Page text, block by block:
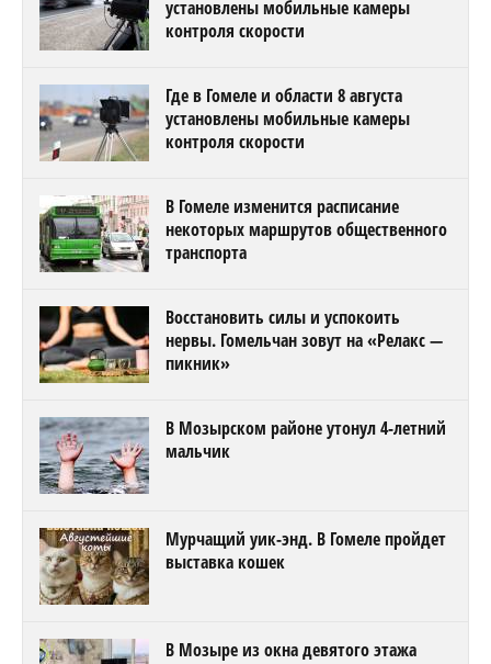
установлены мобильные камеры
контроля скорости
Где в Гомеле и области 8 августа
установлены мобильные камеры
контроля скорости
В Гомеле изменится расписание
некоторых маршрутов общественного
транспорта
Восстановить силы и успокоить
нервы. Гомельчан зовут на «Релакс —
пикник»
В Мозырском районе утонул 4-летний
мальчик
Мурчащий уик-энд. В Гомеле пройдет
выставка кошек
В Мозыре из окна девятого этажа